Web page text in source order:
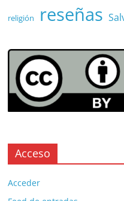
religión reseñas
Acceso
Acceder